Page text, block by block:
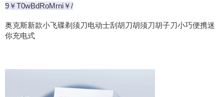
9￥T0wBdRoMrni￥/
奥克斯新款小飞碟剃须刀电动士刮胡刀胡须刀胡子刀小巧便携迷
你充电式